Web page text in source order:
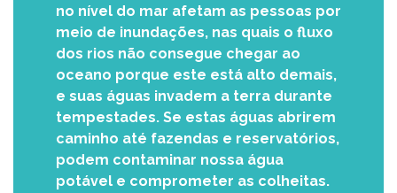
no nível do mar afetam as pessoas por
meio de inundações, nas quais o fluxo
dos rios não consegue chegar ao
oceano porque este está alto demais,
e suas águas invadem a terra durante
tempestades. Se estas águas abrirem
caminho até fazendas e reservatórios,
podem contaminar nossa água
potável e comprometer as colheitas.